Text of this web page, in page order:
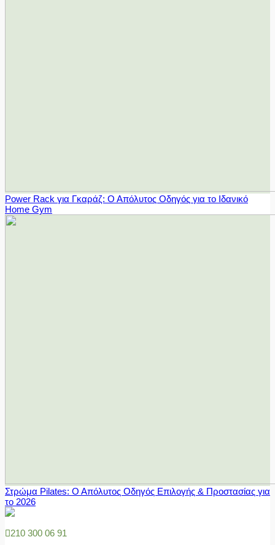
Power Rack για Γκαράζ: Ο Απόλυτος Οδηγός για το Ιδανικό
Home Gym
Στρώμα Pilates: Ο Απόλυτος Οδηγός Επιλογής & Προστασίας για
το 2026
210 300 06 91